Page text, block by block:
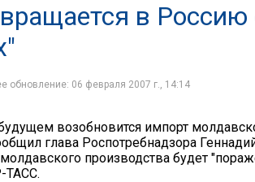
в Россию
обновление: 06 февраля 2007 г., 14:14
возобновится импорт
глава Роспотребнадзора
производства будет
ТАСС.